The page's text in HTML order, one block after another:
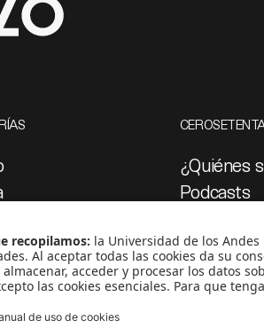
y periodismo
¿Quiénes
Podcasts
Proyectos